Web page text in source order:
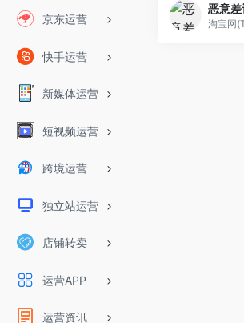
京东运营
快手运营
新媒体运营
短视频运营
跨境运营
独立站运营
店铺转卖
运营APP
运营资讯
恶意